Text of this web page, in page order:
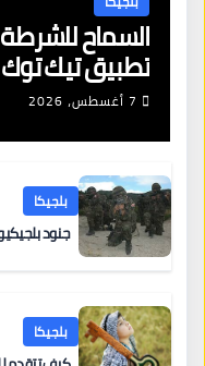
السماح للشرطة
تطبيق تيك توك
7 أغسطس، 2026
بلجيكا
جنود
بلجيكا